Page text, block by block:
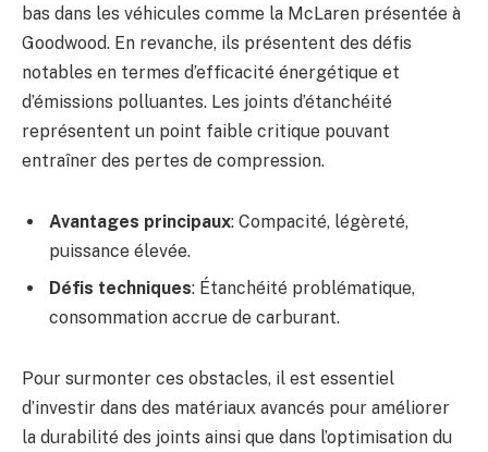
bas dans les véhicules comme la McLaren présentée à
Goodwood. En revanche, ils présentent des défis
notables en termes d’efficacité énergétique et
d’émissions polluantes. Les joints d’étanchéité
représentent un point faible critique pouvant
entraîner des pertes de compression.
Avantages principaux: Compacité, légèreté,
puissance élevée.
Défis techniques: Étanchéité problématique,
consommation accrue de carburant.
Pour surmonter ces obstacles, il est essentiel
d’investir dans des matériaux avancés pour améliorer
la durabilité des joints ainsi que dans l’optimisation du